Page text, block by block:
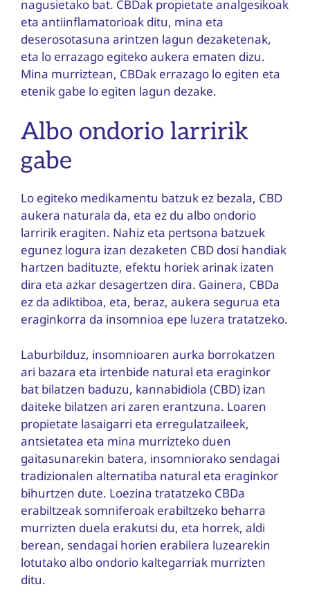
nagusietako bat. CBDak propietate analgesikoak
eta antiinflamatorioak ditu, mina eta
deserosotasuna arintzen lagun dezaketenak,
eta lo errazago egiteko aukera ematen dizu.
Mina murriztean, CBDak errazago lo egiten eta
etenik gabe lo egiten lagun dezake.
Albo ondorio larririk
gabe
Lo egiteko medikamentu batzuk ez bezala, CBD
aukera naturala da, eta ez du albo ondorio
larririk eragiten. Nahiz eta pertsona batzuek
egunez logura izan dezaketen CBD dosi handiak
hartzen badituzte, efektu horiek arinak izaten
dira eta azkar desagertzen dira. Gainera, CBDa
ez da adiktiboa, eta, beraz, aukera segurua eta
eraginkorra da insomnioa epe luzera tratatzeko.
Laburbilduz, insomnioaren aurka borrokatzen
ari bazara eta irtenbide natural eta eraginkor
bat bilatzen baduzu, kannabidiola (CBD) izan
daiteke bilatzen ari zaren erantzuna. Loaren
propietate lasaigarri eta erregulatzaileek,
antsietatea eta mina murrizteko duen
gaitasunarekin batera, insomniorako sendagai
tradizionalen alternatiba natural eta eraginkor
bihurtzen dute. Loezina tratatzeko CBDa
erabiltzeak somniferoak erabiltzeko beharra
murrizten duela erakutsi du, eta horrek, aldi
berean, sendagai horien erabilera luzearekin
lotutako albo ondorio kaltegarriak murrizten
ditu.